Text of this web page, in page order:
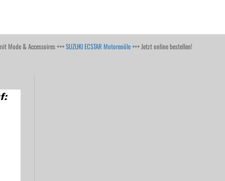
Mode & Accessoires +++SUZUKI ECSTAR Motorenöle+++ Jetzt online bestellen!